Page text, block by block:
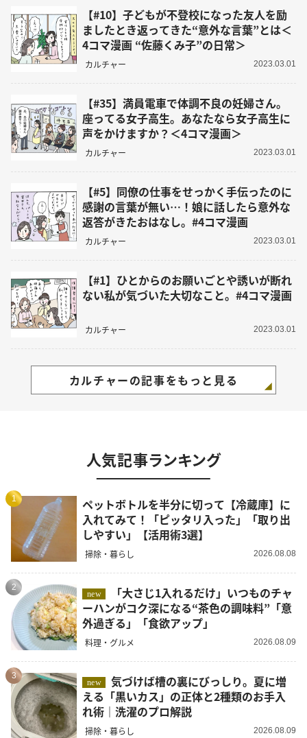
【#10】子どもが不登校になった友人を励
ましたとき返ってきた“意外な言葉”とは＜
4コマ漫画 “佐藤くみ子”の日常＞
カルチャー 2023.03.01
【#35】満員電車で体調不良の妊婦さん。
座ってる女子高生。あなたなら女子高生に
声をかけますか？＜4コマ漫画＞
カルチャー 2023.03.01
【#5】同僚の仕事をせっかく手伝ったのに
感謝の言葉が無い…！娘に話したら意外な
返答がきたおはなし。#4コマ漫画
カルチャー 2023.03.01
【#1】ひとからのお願いごとや誘いが断れ
ない私が気づいた大切なこと。#4コマ漫画
カルチャー 2023.03.01
カルチャーの記事をもっと見る
人気記事ランキング
1
ペットボトルを半分に切って【冷蔵庫】に
入れてみて！「ピッタリ入った」「取り出
しやすい」【活用術3選】
掃除・暮らし 2026.08.08
2
new
ーハンがコク深になる“茶色の調味料”「意
外過ぎる」「食欲アップ」
料理・グルメ 2026.08.09
3
new
気づけば槽の裏にびっしり。夏に増
える「黒いカス」の正体と2種類のお手入
れ術｜洗濯のプロ解説
掃除・暮らし 2026.08.09